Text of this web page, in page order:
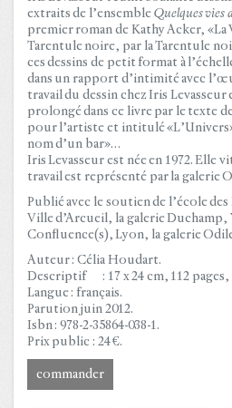
extraits de l’ensemble Quelques vies
premier roman de Kathy Acker, «La
Tarentule noire, par la Tarentule
ces dessins de petit format à
dans un rapport d’intimité avec
travail du dessin chez Iris
prolongé dans ce livre par le texte
pour l’artiste et intitulé
nom d’un bar»…
Iris Levasseur est née en 1972. Elle
travail est représenté par la galerie
Publié avec le soutien de l’école
Ville d’Arcueil, la galerie
Confluence(s), Lyon, la galerie
Auteur : Célia Houdart.
Descriptif : 17 x 24 cm, 112 pages,
Langue : français.
Parution juin 2012.
Isbn : 978-2-35864-038-1.
Prix public : 24 €.
commander